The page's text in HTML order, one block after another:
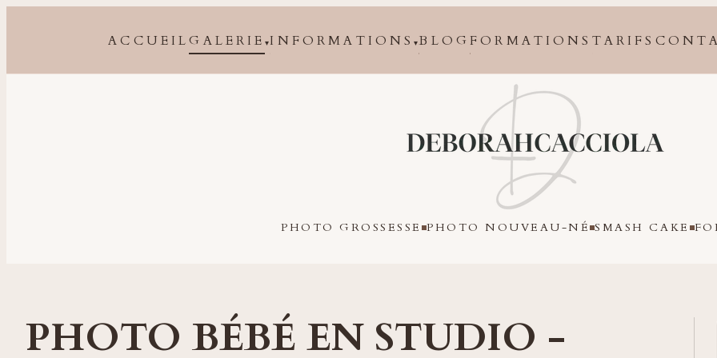
ACCUEILGALERIE▾INFORMATIONS▾BLOGFORMATIONS TARIFS
PHOTO GROSSESSE PHOTO NOUVEAU-NÉ SMASH CAKE
PHOTO BÉBÉ EN STUDIO -